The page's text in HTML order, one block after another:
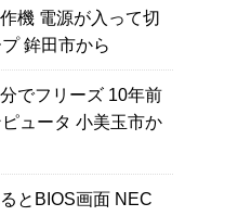
機 電源が入って切
鉾田市から
でフリーズ 10年前
ュータ 小美玉市か
とBIOS画面 NEC